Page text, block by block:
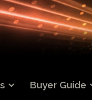
Buyer Guide